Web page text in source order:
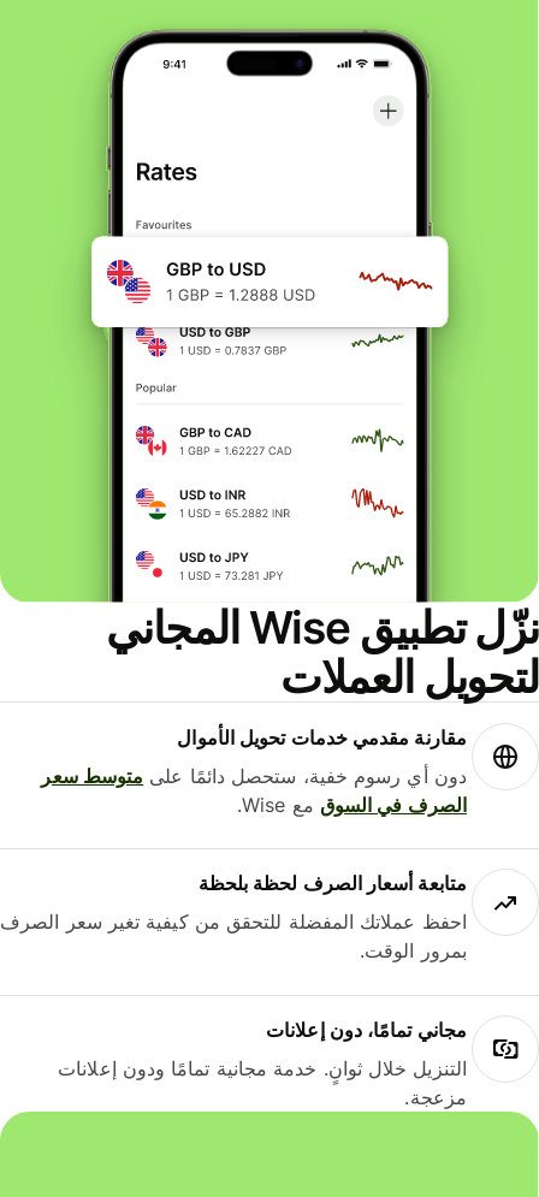
نزّل تطبيق Wise المجاني
العملات
مقارنة مقدمي خدمات تحويل الأموال
دون أي رسوم خفية، ستحصل دائمًا علىمتوسط ​​سعر
الصرف في السوقمع Wise.
متابعة أسعار الصرف لحظة بلحظة
احفظ عملاتك المفضلة للتحقق من كيفية تغير سعر الصرف
بمرور الوقت.
مجاني تمامًا، دون إعلانات
التنزيل خلال ثوانٍ. خدمة مجانية تمامًا ودون إعلانات
مزعجة.